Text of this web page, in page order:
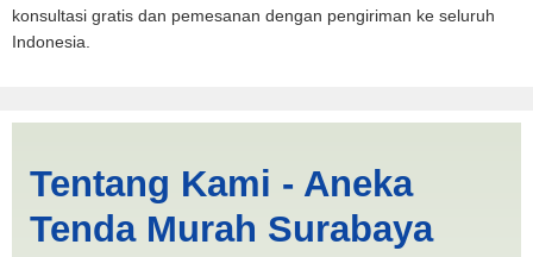
konsultasi gratis dan pemesanan dengan pengiriman ke seluruh
Indonesia.
Balai | PRODUKSI ANEKA
TENDA MURAH
Tentang Kami - Aneka
Tenda Murah Surabaya